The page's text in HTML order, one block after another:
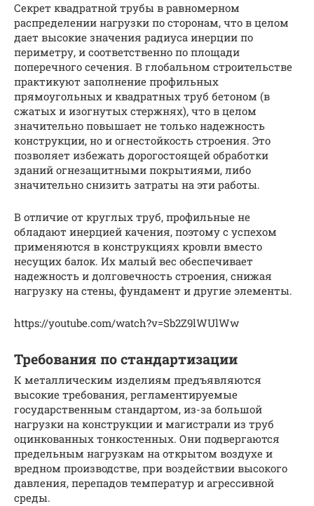
Секрет квадратной трубы в равномерном
распределении нагрузки по сторонам, что в целом
дает высокие значения радиуса инерции по
периметру, и соответственно по площади
поперечного сечения. В глобальном строительстве
практикуют заполнение профильных
прямоугольных и квадратных труб бетоном (в
сжатых и изогнутых стержнях), что в целом
значительно повышает не только надежность
конструкции, но и огнестойкость строения. Это
позволяет избежать дорогостоящей обработки
зданий огнезащитными покрытиями, либо
значительно снизить затраты на эти работы.
В отличие от круглых труб, профильные не
обладают инерцией качения, поэтому с успехом
применяются в конструкциях кровли вместо
несущих балок. Их малый вес обеспечивает
надежность и долговечность строения, снижая
нагрузку на стены, фундамент и другие элементы.
https://youtube.com/watch?v=Sb2Z9lWUlWw
Требования по стандартизации
К металлическим изделиям предъявляются
высокие требования, регламентируемые
государственным стандартом, из-за большой
нагрузки на конструкции и магистрали из труб
оцинкованных тонкостенных. Они подвергаются
предельным нагрузкам на открытом воздухе и
вредном производстве, при воздействии высокого
давления, перепадов температур и агрессивной
среды.